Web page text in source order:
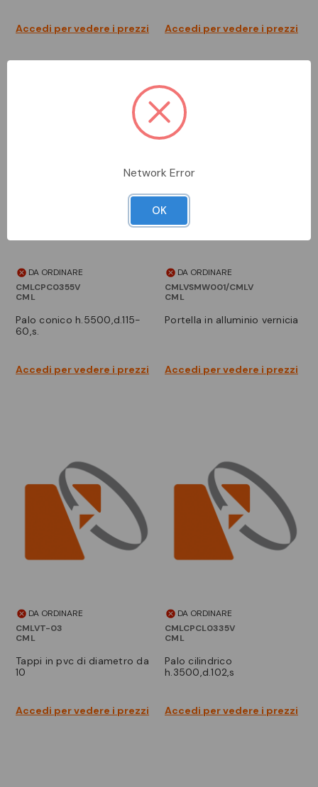
Accedi per vedere i prezzi Accedi per vedere i prezzi
DA ORDINARE
CMLCPC0355V
CML
palo conico h.5500,d.115-
60,s.
Accedi per vedere i prezzi
DA ORDINARE
CMLVSMW001/CMLV
CML
portella in alluminio vernicia
Accedi per vedere i prezzi
DA ORDINARE
CMLVT-03
CML
tappi in pvc di diametro da
10
Accedi per vedere i prezzi
DA ORDINARE
CMLCPCL0335V
CML
palo cilindrico
h.3500,d.102,s
Accedi per vedere i prezzi
Network Error
OK